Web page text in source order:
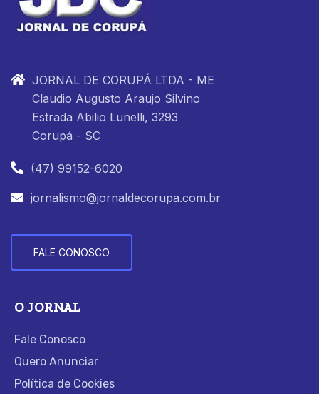
JORNAL DE CORUPÁ LTDA - ME
Claudio Augusto Araujo Silvino
Estrada Abilio Lunelli, 3293
Corupá - SC
(47) 99152-6020
jornalismo@jornaldecorupa.com.br
FALE CONOSCO
O JORNAL
Fale Conosco
Quero Anunciar
Política de Cookies